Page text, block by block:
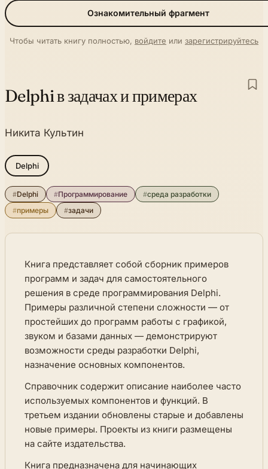
Ознакомительный фрагмент
Чтобы читать книгу полностью, войдите или зарегистрируйтесь
Delphi в задачах и примерах
Никита Культин
Delphi
#Delphi #Программирование #среда разработки
#примеры #задачи
Книга представляет собой сборник примеров
программ и задач для самостоятельного
решения в среде программирования Delphi.
Примеры различной степени сложности — от
простейших до программ работы с графикой,
звуком и базами данных — демонстрируют
возможности среды разработки Delphi,
назначение основных компонентов.
Справочник содержит описание наиболее часто
используемых компонентов и функций. В
третьем издании обновлены старые и добавлены
новые примеры. Проекты из книги размещены
на сайте издательства.
Книга предназначена для начинающих